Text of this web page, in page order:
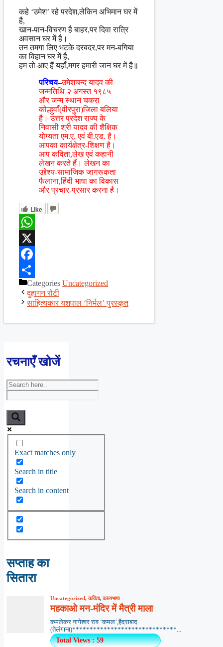
कहे ‘उमेश’ रहे परदेश,लेकिन अभिमान घर में
है,
खान-पान-विचरण है बाहर,पर दिवा रात्रि
अवसान घर में है।
तन तमगा लिए भटके दरबदर,पर मन-बगिया
का विहान घर में है,
हम तो आए हैं यहाँ,मगर हमारी जान घर में है॥
परिचय–उमेशचन्द यादव की
जन्मतिथि २ अगस्त १९८५
और जन्म स्थान चकरा
कोल्हुवाँ(वीरपुरा)जिला बलिया
है। उत्तर प्रदेश राज्य के
निवासी श्री यादव की शैक्षिक
योग्यता एम.ए. एवं बी.एड. है।
आपका कार्यक्षेत्र-शिक्षण है।
आप कविता,लेख एवं कहानी
लेखन करते हैं। लेखन का
उद्देश्य-सामाजिक जागरूकता
फैलाना,हिंदी भाषा का विकास
और प्रचार-प्रसार करना है।
Like
WhatsApp
X
Facebook
ShareCategories Uncategorized
दुहागन रोटी
साहित्यकार यशपाल ‘निर्मल’ पुरस्कृत
रचनाएँ खोजें
Exact matches only
Search in title
Search in content
सप्ताह का
सितारा
Uncategorized,कविता,काव्यभाषा
महकाओ मन-मंदिर में मैत्री माला
कमलेकर नागेश्वर राव ‘कमल’,हैदराबाद
(तेलंगाना)******************************...
Total Views : 59